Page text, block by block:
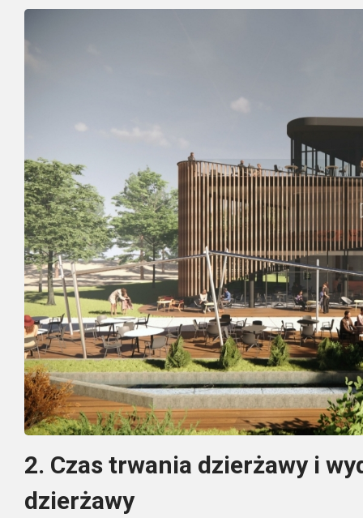
2. Czas trwania dzierżawy i
dzierżawy